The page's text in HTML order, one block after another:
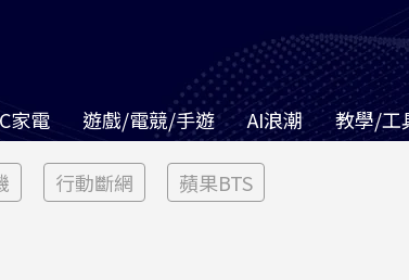
家電 遊戲/電競/手遊 AI浪潮 教學/工
行動斷網 蘋果BTS